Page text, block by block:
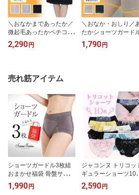
＼おなかまであったか／
微起毛あったかペチコー
ト スカートタイプ 腹巻
腹巻き はらまき ウエス
あたたかい 静電気防止
冬インナー 冷房対策
2,290 円
＼おなか・おしり／
たかショーツガード
ング ガードルショーツ
おなか 骨盤 サポート
1,790 円
売れ筋アイテム
ショーツガードル3枚組
おまかせ福袋 骨盤サポー
ト ヒップアップ おなか
サポート
1,990 円
ジャコンヌ トリコッ
ギュラーショーツ10
ット おまかせ福袋
2,590 円